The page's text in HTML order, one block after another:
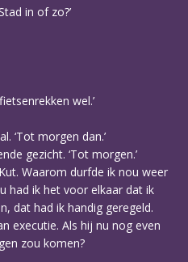
in of zo?’
wel.’
‘Tot morgen dan.’
gezicht. ‘Tot morgen.’
Waarom durfde ik nou weer
had ik het voor elkaar dat ik
dat had ik handig geregeld.
executie. Als hij nu nog even
zou komen?